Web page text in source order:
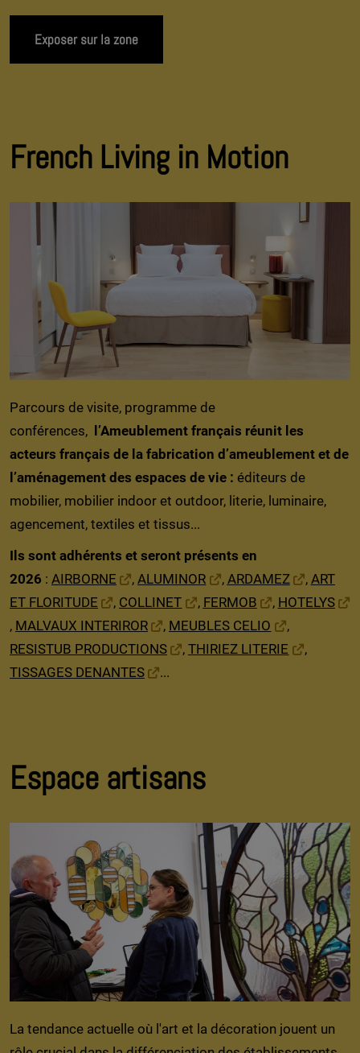
Exposer sur la zone
French Living in Motion
Parcours de visite, programme de
conférences,
l’Ameublement français réunit les
acteurs français de la fabrication d’ameublement et de
l’aménagement des espaces de vie : éditeurs de
mobilier, mobilier indoor et outdoor, literie, luminaire,
agencement, textiles et tissus...
Ils sont adhérents et seront présents en
2026 : AIRBORNE ,ALUMINOR , ARDAMEZ , ART
ET FLORITUDE
, COLLINET , FERMOB , HOTELYS
, MALVAUX INTERIROR , MEUBLES CELIO
,
RESISTUB PRODUCTIONS
,THIRIEZ LITERIE
,
TISSAGES DENANTES
...
Espace artisans
La tendance actuelle où l'art et la décoration jouent un